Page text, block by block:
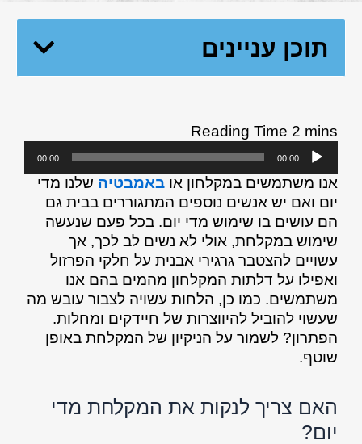
תוכן עניינים
אודיו
00:00
00:00
אנו משתמשים במקלחון או באמבטיה שלנו מדי
יום ואם יש אנשים נוספים המתגוררים בבית גם
הם עושים בו שימוש מדי יום. בכל פעם שנעשה
שימוש במקלחת, אולי לא נשים לב לכך, אך
עשויים להצטבר גרגירי אבנית על חלקי הפרזול
ואפילו על דלתות המקלחון מהמים בהם אנו
משתמשים. כמו כן, הלחות עשויה לצבור עובש מה
שעשוי להוביל להיווצרות של חיידקים ומחלות.
הפתרון? לשמור על הניקיון של המקלחת באופן
שוטף.
האם צריך לנקות את המקלחת מדי
יום?